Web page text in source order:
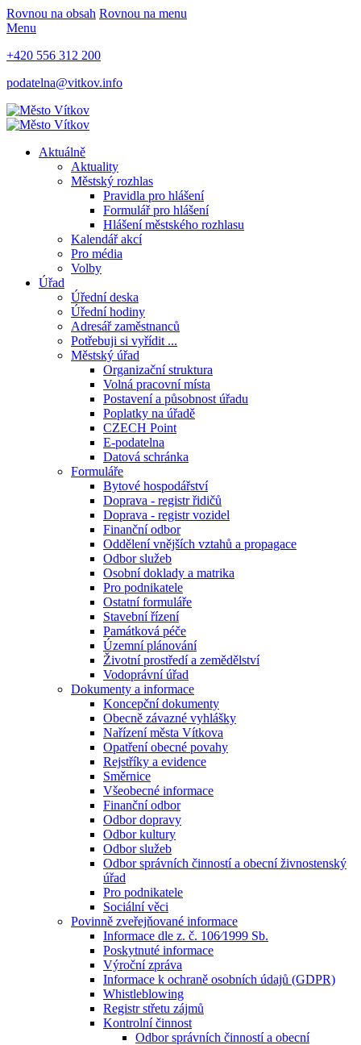
Rovnou na obsah Rovnou na menu
Menu
+420 556 312 200
podatelna@vitkov.info
Aktuálně
Aktuality
Městský rozhlas
Pravidla pro hlášení
Formulář pro hlášení
Hlášení městského rozhlasu
Kalendář akcí
Pro média
Volby
Úřad
Úřední deska
Úřední hodiny
Adresář zaměstnanců
Potřebuji si vyřídit ...
Městský úřad
Organizační struktura
Volná pracovní místa
Postavení a působnost úřadu
Poplatky na úřadě
CZECH Point
E-podatelna
Datová schránka
Formuláře
Bytové hospodářství
Doprava - registr řidičů
Doprava - registr vozidel
Finanční odbor
Oddělení vnějších vztahů a propagace
Odbor služeb
Osobní doklady a matrika
Pro podnikatele
Ostatní formuláře
Stavební řízení
Památková péče
Územní plánování
Životní prostředí a zemědělství
Vodoprávní úřad
Dokumenty a informace
Koncepční dokumenty
Obecně závazné vyhlášky
Nařízení města Vítkova
Opatření obecné povahy
Rejstříky a evidence
Směrnice
Všeobecné informace
Finanční odbor
Odbor dopravy
Odbor kultury
Odbor služeb
Odbor správních činností a obecní živnostenský
úřad
Pro podnikatele
Sociální věci
Povinně zveřejňované informace
Informace dle z. č. 106⁄1999 Sb.
Poskytnuté informace
Výroční zpráva
Informace k ochraně osobních údajů (GDPR)
Whistleblowing
Registr střetu zájmů
Kontrolní činnost
Odbor správních činností a obecní